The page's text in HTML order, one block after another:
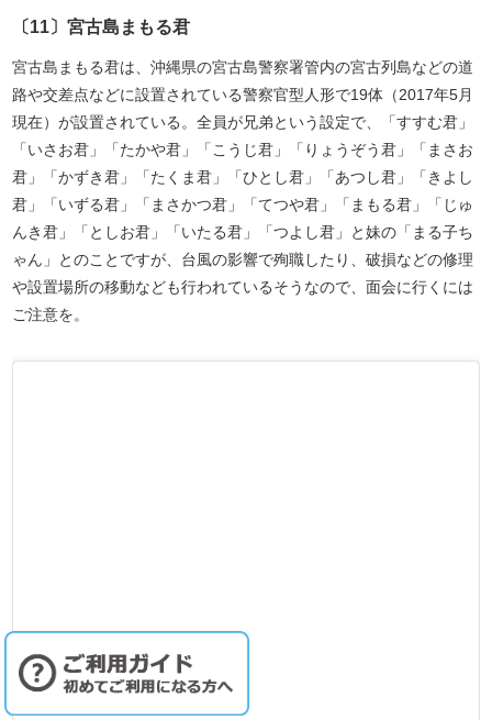
〔11〕宮古島まもる君
宮古島まもる君は、沖縄県の宮古島警察署管内の宮古列島などの道
路や交差点などに設置されている警察官型人形で19体（2017年5月
現在）が設置されている。全員が兄弟という設定で、「すすむ君」
「いさお君」「たかや君」「こうじ君」「りょうぞう君」「まさお
君」「かずき君」「たくま君」「ひとし君」「あつし君」「きよし
君」「いずる君」「まさかつ君」「てつや君」「まもる君」「じゅ
んき君」「としお君」「いたる君」「つよし君」と妹の「まる子ち
ゃん」とのことですが、台風の影響で殉職したり、破損などの修理
や設置場所の移動なども行われているそうなので、面会に行くには
ご注意を。